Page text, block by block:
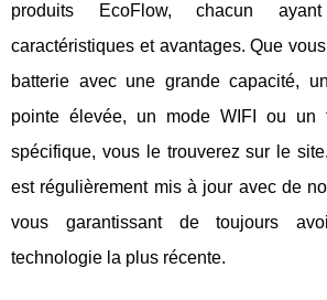
produits EcoFlow, chacun
caractéristiques et avantages. Que
batterie avec une grande capacité,
pointe élevée, un mode WIFI ou un
spécifique, vous le trouverez sur le
est régulièrement mis à jour avec de
vous garantissant de toujours
technologie la plus récente.